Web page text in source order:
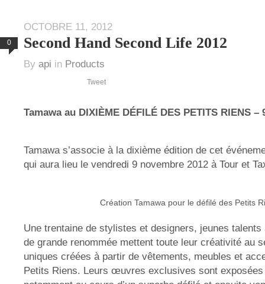
OCTOBRE 11, 2012
0 Second Hand Second Life 2012
By api in Products
Tweet
Tamawa au DIXIÈME DÉFILÉ DES PETITS RIENS –
Tamawa s’associe à la dixième édition de cet
qui aura lieu le vendredi 9 novembre 2012 à Tour et
Création Tamawa pour le défilé des Petits
Une trentaine de stylistes et designers, jeunes
de grande renommée mettent toute leur créativité au
uniques créées à partir de vêtements, meubles et
Petits Riens. Leurs œuvres exclusives sont